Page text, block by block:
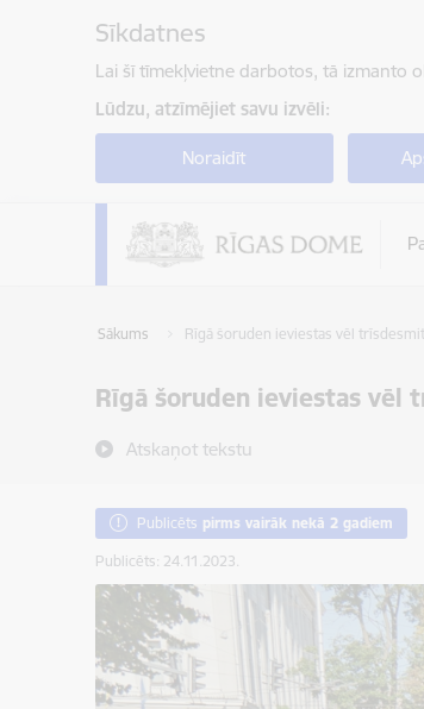
Sīkdatnes
Lai šī tīmekļvietne darbotos, tā izmanto
Lūdzu, atzīmējiet savu izvēli:
Noraidīt
Sākums Rīgā šoruden ieviestas vēl
Rīgā šoruden ieviestas vēl
Atskaņot tekstu
Publicēts pirms vairāk nekā 2 gadiem
Publicēts: 24.11.2023.